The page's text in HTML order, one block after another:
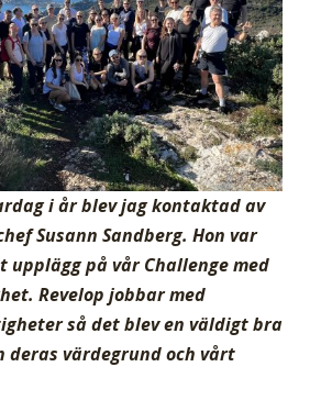
i år blev jag kontaktad av
Susann Sandberg. Hon var
upplägg på vår Challenge med
Revelop jobbar med
så det blev en väldigt bra
deras värdegrund och vårt